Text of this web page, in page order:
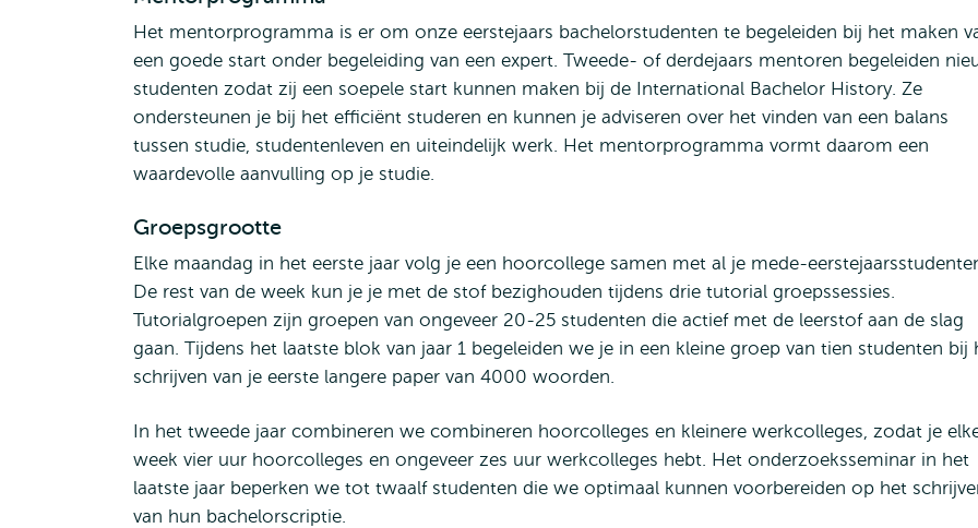
Het mentorprogramma is er om onze eerstejaars bachelorstudenten te begeleiden bij het maken
een goede start onder begeleiding van een expert. Tweede- of derdejaars mentoren begeleiden
studenten zodat zij een soepele start kunnen maken bij de International Bachelor History. Ze
ondersteunen je bij het efficiënt studeren en kunnen je adviseren over het vinden van een balans
tussen studie, studentenleven en uiteindelijk werk. Het mentorprogramma vormt daarom een
waardevolle aanvulling op je studie.
Groepsgrootte
Elke maandag in het eerste jaar volg je een hoorcollege samen met al je mede-
De rest van de week kun je je met de stof bezighouden tijdens drie tutorial groepssessies.
Tutorialgroepen zijn groepen van ongeveer 20-25 studenten die actief met de leerstof aan de slag
gaan. Tijdens het laatste blok van jaar 1 begeleiden we je in een kleine groep van tien studenten bij
schrijven van je eerste langere paper van 4000 woorden.
In het tweede jaar combineren we combineren hoorcolleges en kleinere werkcolleges, zodat je
week vier uur hoorcolleges en ongeveer zes uur werkcolleges hebt. Het onderzoeksseminar in het
laatste jaar beperken we tot twaalf studenten die we optimaal kunnen voorbereiden op het
van hun bachelorscriptie.